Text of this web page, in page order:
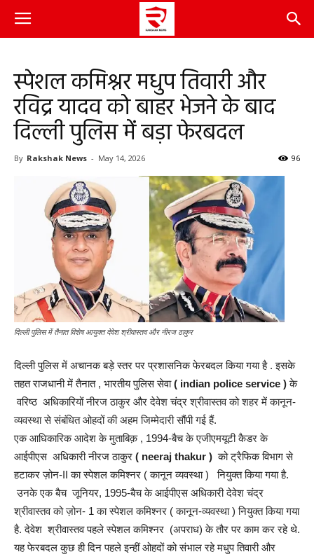
स्पेशल कमिश्नर मधुप तिवारी और
रविद्र यादव को बाहर भेजने के बाद
दिल्ली पुलिस में बड़ा फेरबदल
By Rakshak News - May 14, 2026 96
दिल्ली पुलिस में तैनात विशेष आयुक्त देवेश श्रीवास्तव और नीरज ठाकुर
दिल्ली पुलिस में अचानक बड़े स्तर पर प्रशासनिक फेरबदल किया गया है . इसके
तहत राजधानी में तैनात , भारतीय पुलिस सेवा( indian police service )के
वरिष्ठ अधिकारियों नीरज ठाकुर और देवेश चंद्र श्रीवास्तव को शहर में कानून-
व्यवस्था से संबंधित ओहदों की अहम जिम्मेदारी सौंपी गई हैं.
एक आधिकारिक आदेश के मुताबिक़ , 1994-बैच के एजीएमयूटी कैडर के
आईपीएस अधिकारी नीरज ठाकुर ( neeraj thakur ) को ट्रैफिक विभाग से
हटाकर ज़ोन-II का स्पेशल कमिश्नर ( कानून व्यवस्था ) नियुक्त किया गया है.
उनके एक बैच जूनियर, 1995-बैच के आईपीएस अधिकारी देवेश चंद्र
श्रीवास्तव को ज़ोन- 1 का स्पेशल कमिश्नर ( कानून-व्यवस्था ) नियुक्त किया गया
है. देवेश श्रीवास्तव पहले स्पेशल कमिश्नर (अपराध) के तौर पर काम कर रहे थे.
यह फेरबदल कुछ ही दिन पहले इन्हीं ओहदों को संभाल रहे मधुप तिवारी और